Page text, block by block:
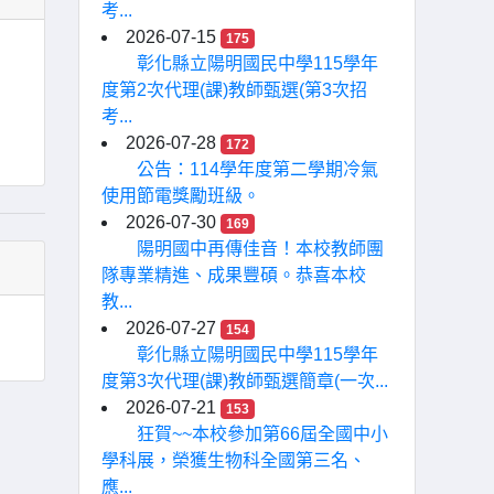
考...
2026-07-15
175
彰化縣立陽明國民中學115學年
度第2次代理(課)教師甄選(第3次招
考...
2026-07-28
172
公告：114學年度第二學期冷氣
使用節電獎勵班級。
2026-07-30
169
陽明國中再傳佳音！本校教師團
隊專業精進、成果豐碩。恭喜本校
教...
2026-07-27
154
彰化縣立陽明國民中學115學年
度第3次代理(課)教師甄選簡章(一次...
2026-07-21
153
狂賀~~本校參加第66屆全國中小
學科展，榮獲生物科全國第三名、
應...